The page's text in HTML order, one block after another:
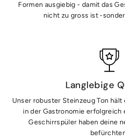
Formen ausgiebig - damit das
nicht zu gross ist -
Langlebige
Unser robuster Steinzeug Ton hält
in der Gastronomie erfolgreich
Geschirrspüler haben deine